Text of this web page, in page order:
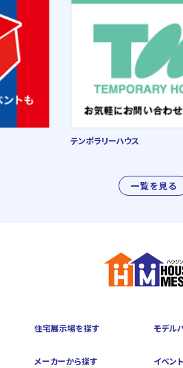
一覧を見る
テンポラリーハウス
住宅展示場を探す モデル
メーカーから探す イベン